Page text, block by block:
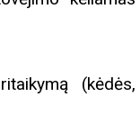
(kėdės,